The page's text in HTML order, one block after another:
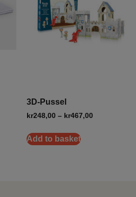
3D-Pussel
kr248,00 – kr467,00
Add to basket